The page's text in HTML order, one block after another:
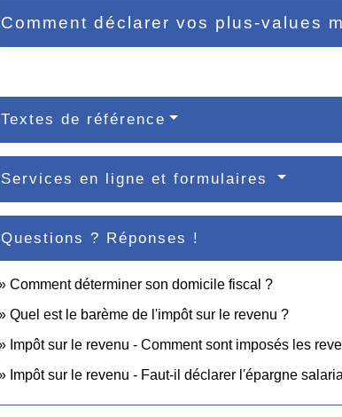
Comment déclarer vos plus-values
Textes de référence
Services en ligne et formulaires
Questions ? Réponses !
Comment déterminer son domicile fiscal ?
Quel est le barème de l'impôt sur le revenu ?
Impôt sur le revenu - Comment sont imposés les
Impôt sur le revenu - Faut-il déclarer l'épargne